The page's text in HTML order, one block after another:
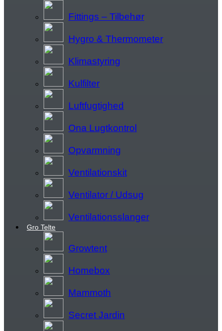
Fittings – Tilbehør
Hygro & Thermometer
Klimastyring
Kulfilter
Luftfugtighed
Ona Lugtkontrol
Opvarmning
Ventilationskit
Ventilator / Udsug
Ventilationsslanger
Gro Telte
Growtent
Homebox
Mammoth
Secret Jardin